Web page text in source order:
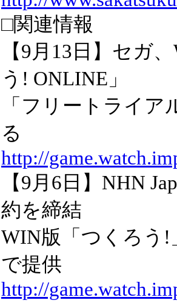
□関連情報
【9月13日】セガ
う! ONLINE」
「フリートライ
る
http://
【9月6日】NHN
約を締結
WIN版「つくろう!
で提供
http://